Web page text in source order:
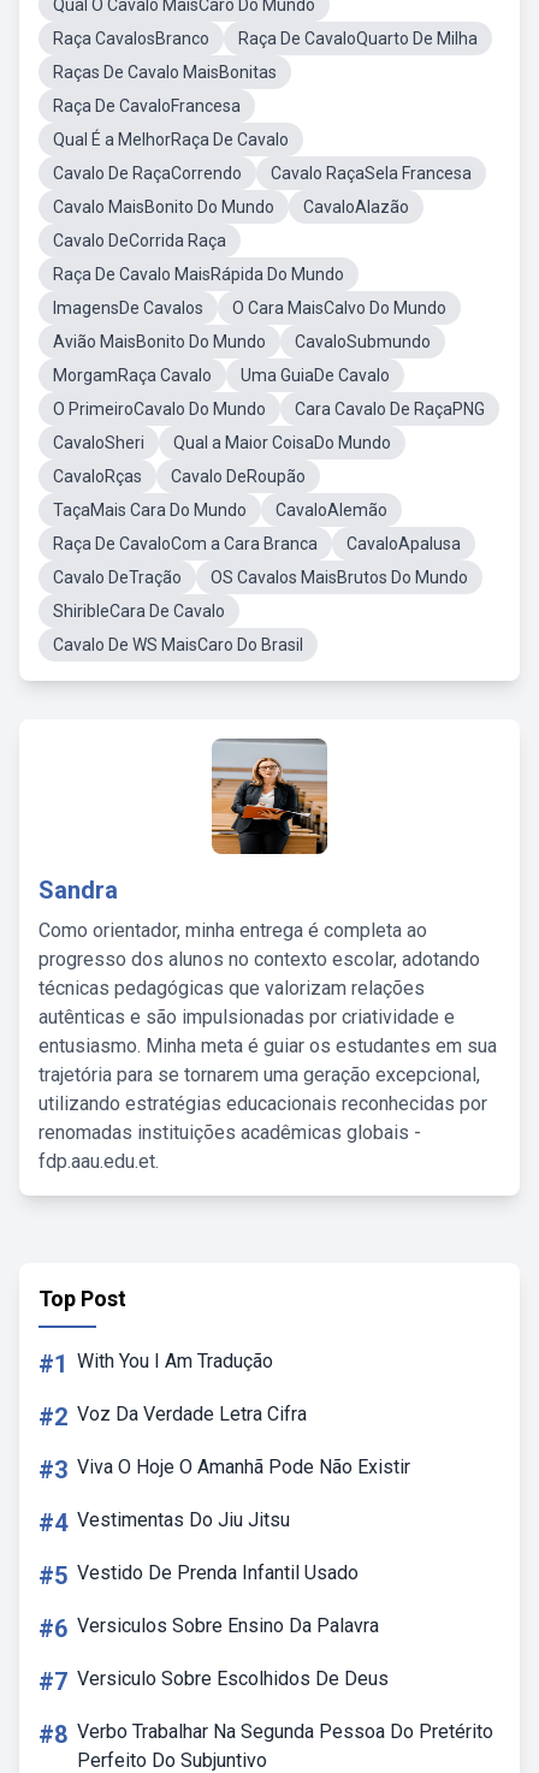
Qual O Cavalo MaisCaro Do Mundo
Raça CavalosBranco
Raça De CavaloQuarto De Milha
Raças De Cavalo MaisBonitas
Raça De CavaloFrancesa
Qual É a MelhorRaça De Cavalo
Cavalo De RaçaCorrendo
Cavalo RaçaSela Francesa
Cavalo MaisBonito Do Mundo
CavaloAlazão
Cavalo DeCorrida Raça
Raça De Cavalo MaisRápida Do Mundo
ImagensDe Cavalos
O Cara MaisCalvo Do Mundo
Avião MaisBonito Do Mundo
CavaloSubmundo
MorgamRaça Cavalo
Uma GuiaDe Cavalo
O PrimeiroCavalo Do Mundo
Cara Cavalo De RaçaPNG
CavaloSheri
Qual a Maior CoisaDo Mundo
CavaloRças
Cavalo DeRoupão
TaçaMais Cara Do Mundo
CavaloAlemão
Raça De CavaloCom a Cara Branca
CavaloApalusa
Cavalo DeTração
OS Cavalos MaisBrutos Do Mundo
ShiribleCara De Cavalo
Cavalo De WS MaisCaro Do Brasil
Sandra
Como orientador, minha entrega é completa ao
progresso dos alunos no contexto escolar, adotando
técnicas pedagógicas que valorizam relações
autênticas e são impulsionadas por criatividade e
entusiasmo. Minha meta é guiar os estudantes em sua
trajetória para se tornarem uma geração excepcional,
utilizando estratégias educacionais reconhecidas por
renomadas instituições acadêmicas globais -
fdp.aau.edu.et.
Top Post
#1 With You I Am Tradução
#2 Voz Da Verdade Letra Cifra
#3 Viva O Hoje O Amanhã Pode Não Existir
#4 Vestimentas Do Jiu Jitsu
#5 Vestido De Prenda Infantil Usado
#6 Versiculos Sobre Ensino Da Palavra
#7 Versiculo Sobre Escolhidos De Deus
#8 Verbo Trabalhar Na Segunda Pessoa Do Pretérito
Perfeito Do Subjuntivo